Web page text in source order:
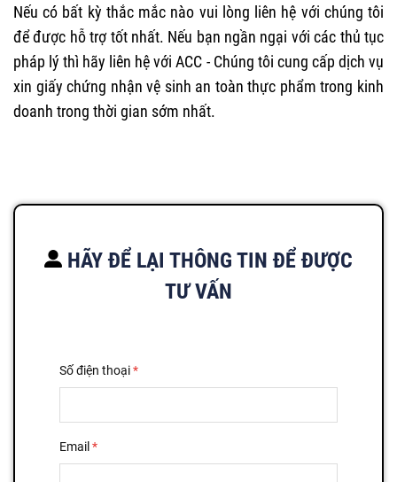
Nếu có bất kỳ thắc mắc nào vui lòng liên hệ với chúng tôi
để được hỗ trợ tốt nhất. Nếu bạn ngần ngại với các thủ tục
pháp lý thì hãy liên hệ với ACC - Chúng tôi cung cấp dịch vụ
xin giấy chứng nhận vệ sinh an toàn thực phẩm trong kinh
doanh trong thời gian sớm nhất.
HÃY ĐỂ LẠI THÔNG TIN ĐỂ ĐƯỢC
TƯ VẤN